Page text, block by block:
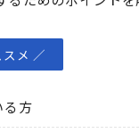
メ ／
る方